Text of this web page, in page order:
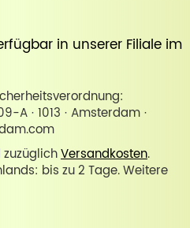
in unserer Filiale im
A · 1013 · Amsterdam ·
zuzüglichVersandkosten.
bis zu 2 Tage. Weitere